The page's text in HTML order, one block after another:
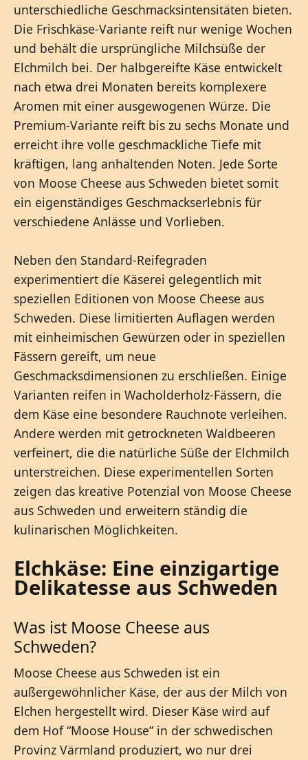
unterschiedliche Geschmacksintensitäten bieten.
Die Frischkäse-Variante reift nur wenige Wochen
und behält die ursprüngliche Milchsüße der
Elchmilch bei. Der halbgereifte Käse entwickelt
nach etwa drei Monaten bereits komplexere
Aromen mit einer ausgewogenen Würze. Die
Premium-Variante reift bis zu sechs Monate und
erreicht ihre volle geschmackliche Tiefe mit
kräftigen, lang anhaltenden Noten. Jede Sorte
von Moose Cheese aus Schweden bietet somit
ein eigenständiges Geschmackserlebnis für
verschiedene Anlässe und Vorlieben.
Neben den Standard-Reifegraden
experimentiert die Käserei gelegentlich mit
speziellen Editionen von Moose Cheese aus
Schweden. Diese limitierten Auflagen werden
mit einheimischen Gewürzen oder in speziellen
Fässern gereift, um neue
Geschmacksdimensionen zu erschließen. Einige
Varianten reifen in Wacholderholz-Fässern, die
dem Käse eine besondere Rauchnote verleihen.
Andere werden mit getrockneten Waldbeeren
verfeinert, die die natürliche Süße der Elchmilch
unterstreichen. Diese experimentellen Sorten
zeigen das kreative Potenzial von Moose Cheese
aus Schweden und erweitern ständig die
kulinarischen Möglichkeiten.
Elchkäse: Eine einzigartige
Delikatesse aus Schweden
Was ist Moose Cheese aus
Schweden?
Moose Cheese aus Schweden ist ein
außergewöhnlicher Käse, der aus der Milch von
Elchen hergestellt wird. Dieser Käse wird auf
dem Hof “Moose House” in der schwedischen
Provinz Värmland produziert, wo nur drei